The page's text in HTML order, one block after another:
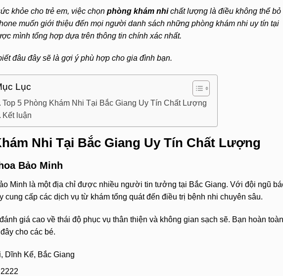
khỏe cho trẻ em, việc chọn phòng khám nhichất lượng là điều không thể bỏ
muốn giới thiệu đến mọi người danh sách những phòng khám nhi uy tín tại
mình tổng hợp dựa trên thông tin chính xác nhất.
đâu đây sẽ là gợi ý phù hợp cho gia đình bạn.
Lục
Top 5 Phòng Khám Nhi Tại Bắc Giang Uy Tín Chất Lượng
Kết luận
Nhi Tại Bắc Giang Uy Tín Chất Lượng
Bảo Minh
Minh là một địa chỉ được nhiều người tin tưởng tại Bắc Giang. Với đội ngũ
cung cấp các dịch vụ từ khám tổng quát đến điều trị bệnh nhi chuyên sâu.
giá cao về thái độ phục vụ thân thiện và không gian sạch sẽ. Bạn hoàn
cho các bé.
Dĩnh Kế, Bắc Giang